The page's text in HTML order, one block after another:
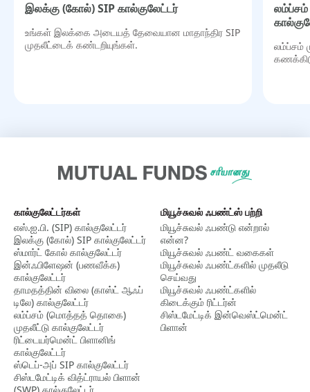
இலக்கு (கோல்) SIP கால்குலேட்டர்
உங்கள் இலக்கை அடையத் தேவையான மாதாந்திர SIP
முதலீட்டைக் கண்டறியுங்கள்.
லம்ப்சம்
கால்குலேட்டர்கள்
எஸ்.ஐ.பி. (SIP) கால்குலேட்டர்
இலக்கு (கோல்) SIP கால்குலேட்டர்
ஸ்மார்ட் கோல் கால்குலேட்டர்
இன்ஃபிளேஷன் (பணவீக்க)
கால்குலேட்டர்
தாமதத்தின் விலை (காஸ்ட் ஆஃப்
டிலே) கால்குலேட்டர்
லம்ப்சம் (மொத்தத் தொகை)
முதலீட்டு கால்குலேட்டர்
ரிட்டையர்மென்ட் பிளானிங்
கால்குலேட்டர்
ஸ்டெப்-அப் SIP கால்குலேட்டர்
சிஸ்டமேட்டிக் வித்ட்ராயல் பிளான்
(SWP) கால்குலேட்டர்
மியூச்சுவல் ஃபண்ட்ஸ் பற்றி
மியூச்சுவல் ஃபண்டு என்றால்
என்ன?
மியூச்சுவல் ஃபண்ட் வகைகள்
மியூச்சுவல் ஃபண்ட்களில் முதலீடு
செய்வது
மியூச்சுவல் ஃபண்ட்களில்
கிடைக்கும் ரிட்டர்ன்
சிஸ்டமேட்டிக் இன்வெஸ்ட்மென்ட்
பிளான்